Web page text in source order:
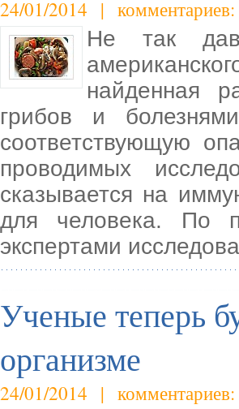
24/01/2014 | комментариев:
Не так
найденная
грибов и
соответствующую
проводимых
сказывается на
для человека. По
экспертами
Ученые теперь
организме
24/01/2014 | комментариев: